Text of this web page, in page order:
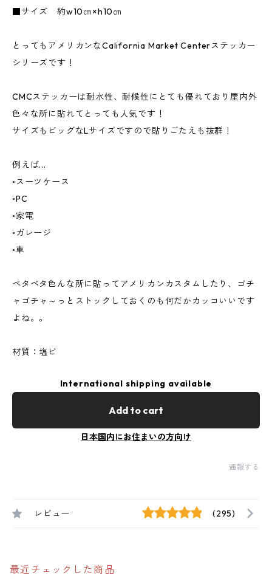
■サイズ 約w10㎝×h10㎝
とってもアメリカンなCalifornia Market Centerステッカー
シリーズです！
CMCステッカーは耐水性、耐候性にとても優れており屋内外
色々な所に貼れてとっても人気です！
サイズもビッグなLサイズですので貼りごたえも抜群！
例えば...
◦スーツケース
◦PC
◦家電
◦ガレージ
◦車
ペタペタ色んな所に貼ってアメリカンカスタムしたり、ゴチ
ャゴチャ～っとストックしておくのも何だかカッコいいです
よね。。
材質：塩ビ
International shipping available
Add to cart
日本国内にお住まいの方向け
通報する
レビュー (295)
最近チェックした商品